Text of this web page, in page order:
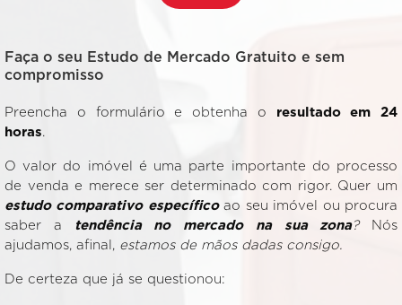
Faça o seu Estudo de Mercado Gratuito e sem
compromisso
Preencha o formulário e obtenha o resultado em 24
horas.
O valor do imóvel é uma parte importante do processo
de venda e merece ser determinado com rigor. Quer um
estudo comparativo específicoao seu imóvel ou procura
saber a tendência no mercado na sua zona?
Nós
ajudamos, afinal, estamos de mãos dadas consigo.
De certeza que já se questionou: